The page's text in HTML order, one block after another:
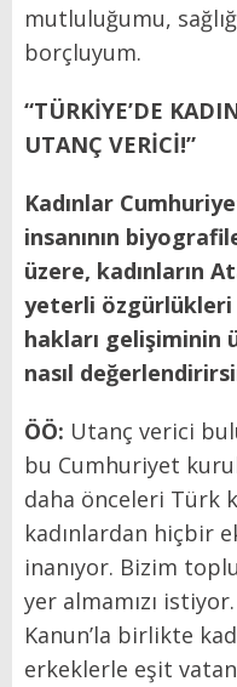
mutluluğumu,
borçluyum.
“TÜRKİYE’DE
UTANÇ VERİCİ!”
Kadınlar
insanının
üzere, kadınların
yeterli özgürlükleri
hakları gelişiminin
nasıl
ÖÖ: Utanç verici
bu Cumhuriyet
daha önceleri Türk
kadınlardan hiçbir
inanıyor. Bizim
yer almamızı
Kanun’la birlikte
erkeklerle eşit